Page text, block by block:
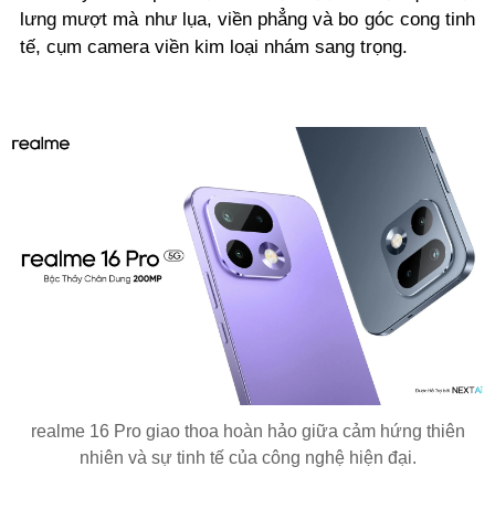
lưng mượt mà như lụa, viền phẳng và bo góc cong tinh
tế, cụm camera viền kim loại nhám sang trọng.
realme 16 Pro giao thoa hoàn hảo giữa cảm hứng thiên
nhiên và sự tinh tế của công nghệ hiện đại.